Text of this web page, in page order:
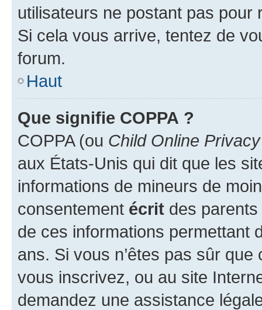
utilisateurs ne postant pas pour
Si cela vous arrive, tentez de
forum.
Haut
Que signifie COPPA ?
COPPA (ou Child Online
aux États-Unis qui dit que les
informations de mineurs de
consentement écrit des parents
de ces informations permettant
ans. Si vous n’êtes pas sûr
vous inscrivez, ou au site
demandez une assistance